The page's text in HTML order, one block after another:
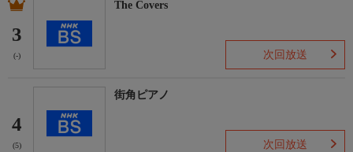
3
(-)
The Covers
次回放送
4
(5)
街角ピアノ
次回放送